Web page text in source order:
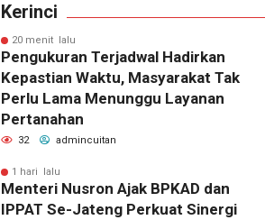
Kerinci
20 menit lalu
Pengukuran Terjadwal Hadirkan
Kepastian Waktu, Masyarakat Tak
Perlu Lama Menunggu Layanan
Pertanahan
32 admincuitan
1 hari lalu
Menteri Nusron Ajak BPKAD dan
IPPAT Se-Jateng Perkuat Sinergi